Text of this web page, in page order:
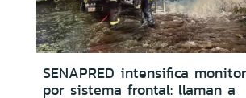
SENAPRED intensifica
por sistema frontal: llaman a